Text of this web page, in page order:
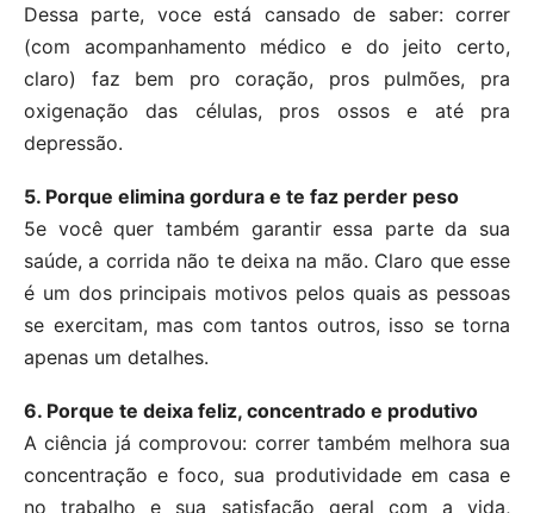
Dessa parte, voce está cansado de saber: correr
(com acompanhamento médico e do jeito certo,
claro) faz bem pro coração, pros pulmões, pra
oxigenação das células, pros ossos e até pra
depressão.
5. Porque elimina gordura e te faz perder peso
5e você quer também garantir essa parte da sua
saúde, a corrida não te deixa na mão. Claro que esse
é um dos principais motivos pelos quais as pessoas
se exercitam, mas com tantos outros, isso se torna
apenas um detalhes.
6. Porque te deixa feliz, concentrado e produtivo
A ciência já comprovou: correr também melhora sua
concentração e foco, sua produtividade em casa e
no trabalho e sua satisfação geral com a vida,